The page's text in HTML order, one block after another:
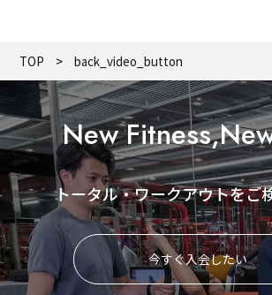
TOP back_video_button
New
トータル・ワークアウトをご
今すぐ入会したい